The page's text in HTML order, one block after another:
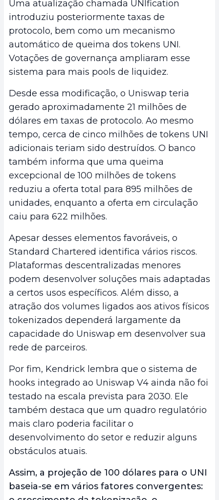
Uma atualização chamada UNIfication
introduziu posteriormente taxas de
protocolo, bem como um mecanismo
automático de queima dos tokens UNI.
Votações de governança ampliaram esse
sistema para mais pools de liquidez.
Desde essa modificação, o Uniswap teria
gerado aproximadamente 21 milhões de
dólares em taxas de protocolo. Ao mesmo
tempo, cerca de cinco milhões de tokens UNI
adicionais teriam sido destruídos. O banco
também informa que uma queima
excepcional de 100 milhões de tokens
reduziu a oferta total para 895 milhões de
unidades, enquanto a oferta em circulação
caiu para 622 milhões.
Apesar desses elementos favoráveis, o
Standard Chartered identifica vários riscos.
Plataformas descentralizadas menores
podem desenvolver soluções mais adaptadas
a certos usos específicos. Além disso, a
atração dos volumes ligados aos ativos físicos
tokenizados dependerá largamente da
capacidade do Uniswap em desenvolver sua
rede de parceiros.
Por fim, Kendrick lembra que o sistema de
hooks integrado ao Uniswap V4 ainda não foi
testado na escala prevista para 2030. Ele
também destaca que um quadro regulatório
mais claro poderia facilitar o
desenvolvimento do setor e reduzir alguns
obstáculos atuais.
Assim, a projeção de 100 dólares para o UNI
baseia-se em vários fatores convergentes: